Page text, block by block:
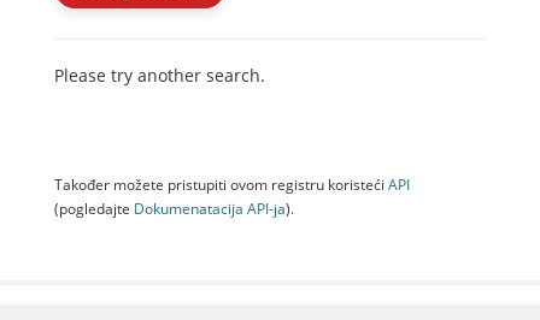
Please try another search.
Također možete pristupiti ovom registru koristeći API
(pogledajte Dokumenаtаcijа API-jа).